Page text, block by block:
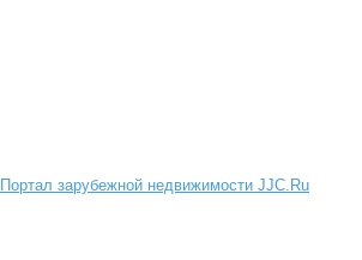
Портал зарубежной недвижимости JJC.Ru